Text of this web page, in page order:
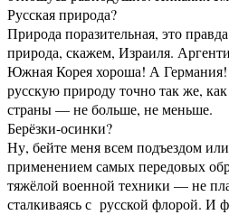
Русская природа?
Природа поразительная, это
природа, скажем, Израиля.
Южная Корея хороша! А
русскую природу точно так же,
страны — не больше, не меньше.
Берёзки-осинки?
Ну, бейте меня всем подъездом
применением самых передовых
тяжёлой военной техники — не
сталкиваясь с русской флорой. И